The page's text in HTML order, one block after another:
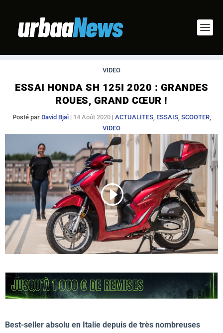
VIDEO
ESSAI HONDA SH 125I 2020 : GRANDES
ROUES, GRAND CŒUR !
Posté par David Bjaï| 14 Août 2020| ACTUALITES, ESSAIS, SCOOTER,
VIDEO
Best-seller absolu en Italie depuis de très nombreuses